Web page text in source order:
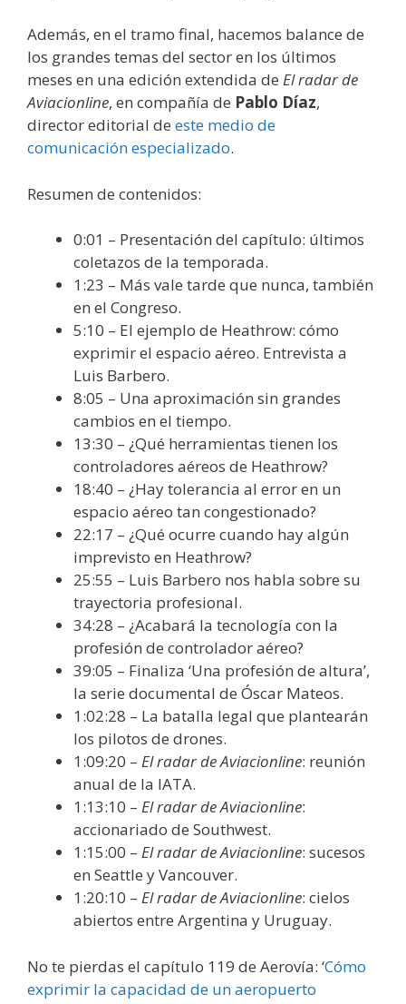
Además, en el tramo final, hacemos balance de
los grandes temas del sector en los últimos
meses en una edición extendida de El radar de
Aviacionline, en compañía de Pablo Díaz,
director editorial de este medio de
comunicación especializado.
Resumen de contenidos:
0:01 – Presentación del capítulo: últimos
coletazos de la temporada.
1:23 – Más vale tarde que nunca, también
en el Congreso.
5:10 – El ejemplo de Heathrow: cómo
exprimir el espacio aéreo. Entrevista a
Luis Barbero.
8:05 – Una aproximación sin grandes
cambios en el tiempo.
13:30 – ¿Qué herramientas tienen los
controladores aéreos de Heathrow?
18:40 – ¿Hay tolerancia al error en un
espacio aéreo tan congestionado?
22:17 – ¿Qué ocurre cuando hay algún
imprevisto en Heathrow?
25:55 – Luis Barbero nos habla sobre su
trayectoria profesional.
34:28 – ¿Acabará la tecnología con la
profesión de controlador aéreo?
39:05 – Finaliza ‘Una profesión de altura’,
la serie documental de Óscar Mateos.
1:02:28 – La batalla legal que plantearán
los pilotos de drones.
1:09:20 – El radar de Aviacionline: reunión
anual de la IATA.
1:13:10 – El radar de Aviacionline:
accionariado de Southwest.
1:15:00 – El radar de Aviacionline: sucesos
en Seattle y Vancouver.
1:20:10 – El radar de Aviacionline: cielos
abiertos entre Argentina y Uruguay.
No te pierdas el capítulo 119 de Aerovía: ‘Cómo
exprimir la capacidad de un aeropuerto